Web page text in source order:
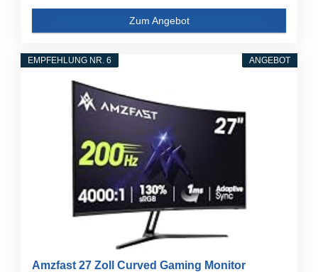
Zum Angebot
ANGEBOT
EMPFEHLUNG NR. 6
Amzfast 27 Zoll Curved Gaming Monitor